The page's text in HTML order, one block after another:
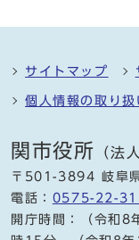
サイトマップ
個人情報の取り扱
関市役所 （法
〒501-3894 岐阜
電話： 0575-22-
開庁時間：（令和